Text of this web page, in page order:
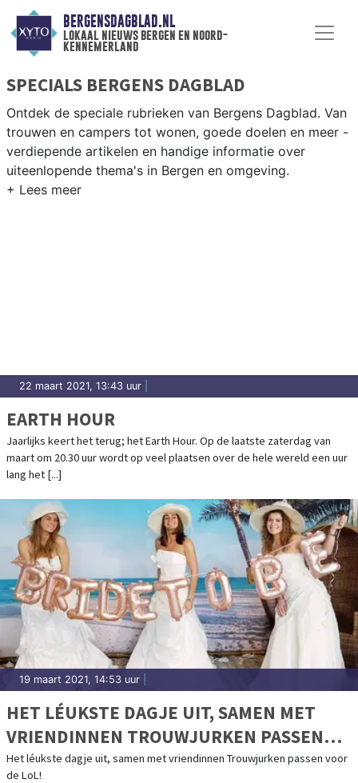
BERGENSDAGBLAD.NL
lokaal nieuws bergen en noord-
kennemerland
SPECIALS BERGENS DAGBLAD
Ontdek de speciale rubrieken van Bergens Dagblad. Van
trouwen en campers tot wonen, goede doelen en meer -
verdiepende artikelen en handige informatie over
uiteenlopende thema's in Bergen en omgeving.
22 maart 2021, 13:43 uur
EARTH HOUR
Jaarlijks keert het terug; het Earth Hour. Op de laatste zaterdag van
maart om 20.30 uur wordt op veel plaatsen over de hele wereld een uur
lang het [...]
19 maart 2021, 14:53 uur
HET LÉUKSTE DAGJE UIT, SAMEN MET
VRIENDINNEN TROUWJURKEN PASSEN
VOOR DE LOL!
Het léukste dagje uit, samen met vriendinnen Trouwjurken passen voor
de LoL!